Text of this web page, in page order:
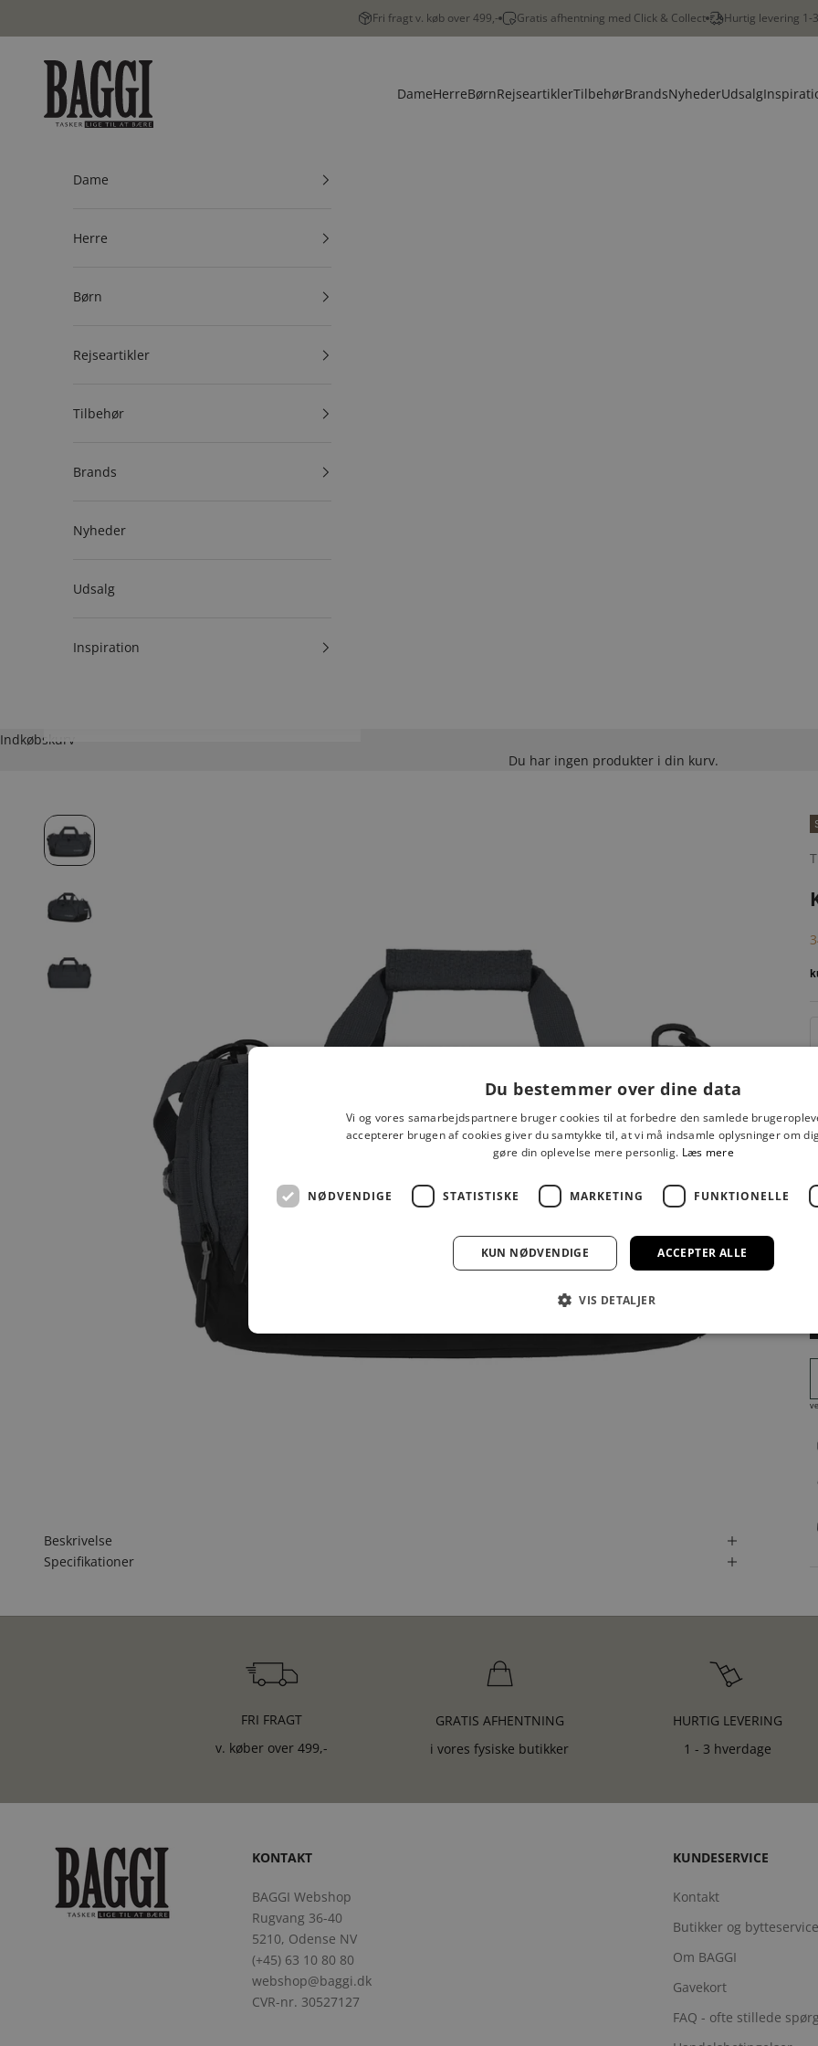
Fri fragt v. køb over 499,- Gratis afhentning med Click & Collect Hurtig levering 1-
BAGGI
DameHerreBørnRejseartiklerTilbehørBrandsNyhederUdsalg
Dame
Herre
Børn
Rejseartikler
Tilbehør
Brands
Nyheder
Udsalg
Inspiration
Indkøbskurv
Du har ingen produkter i din kurv.
Beskrivelse
Specifikationer
FRI FRAGT
v. køber over 499,-
GRATIS AFHENTNING
i vores fysiske butikker
HURTIG LEVERING
1 - 3 hverdage
KONTAKT
BAGGI Webshop
Rugvang 36-40
5210, Odense NV
(+45) 63 10 80 80
webshop@baggi.dk
CVR-nr. 30527127
KUNDESERVICE
Kontakt
Butikker og bytteservice
Om BAGGI
Gavekort
FAQ - ofte stillede
Du bestemmer over dine data
Vi og vores samarbejdspartnere bruger cookies til at forbedre den samlede
accepterer brugen af cookies giver du samtykke til, at vi må indsamle oplysninger om
gøre din oplevelse mere personlig. Læs mere
NØDVENDIGE STATISTISKE MARKETING FUNKTIONELLE
ACCEPTER ALLE
KUN NØDVENDIGE
VIS DETALJER